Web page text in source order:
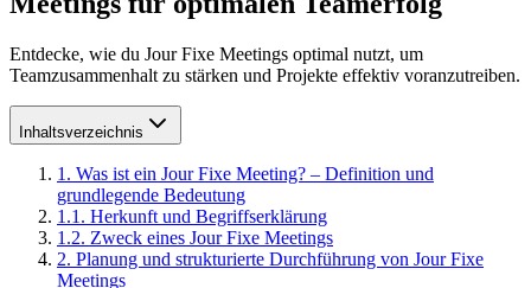
Entdecke, wie du Jour Fixe Meetings optimal nutzt, um
Teamzusammenhalt zu stärken und Projekte effektiv voranzutreiben.
Inhaltsverzeichnis
1 . Was ist ein Jour Fixe Meeting? – Definition und
grundlegende Bedeutung
1 .1 . Herkunft und Begriffserklärung
1 .2. Zweck eines Jour Fixe Meetings
2. Planung und strukturierte Durchführung von Jour Fixe
Meetings